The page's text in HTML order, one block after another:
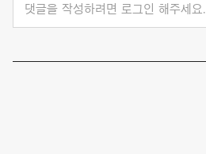
댓글을 작성하려면 로그인 해주세요.